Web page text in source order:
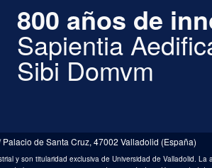
800 años de
Sapientia
Sibi Domvm
de Santa Cruz, 47002 Valladolid (España)
y son titularidad exclusiva de Universidad de Valladolid.